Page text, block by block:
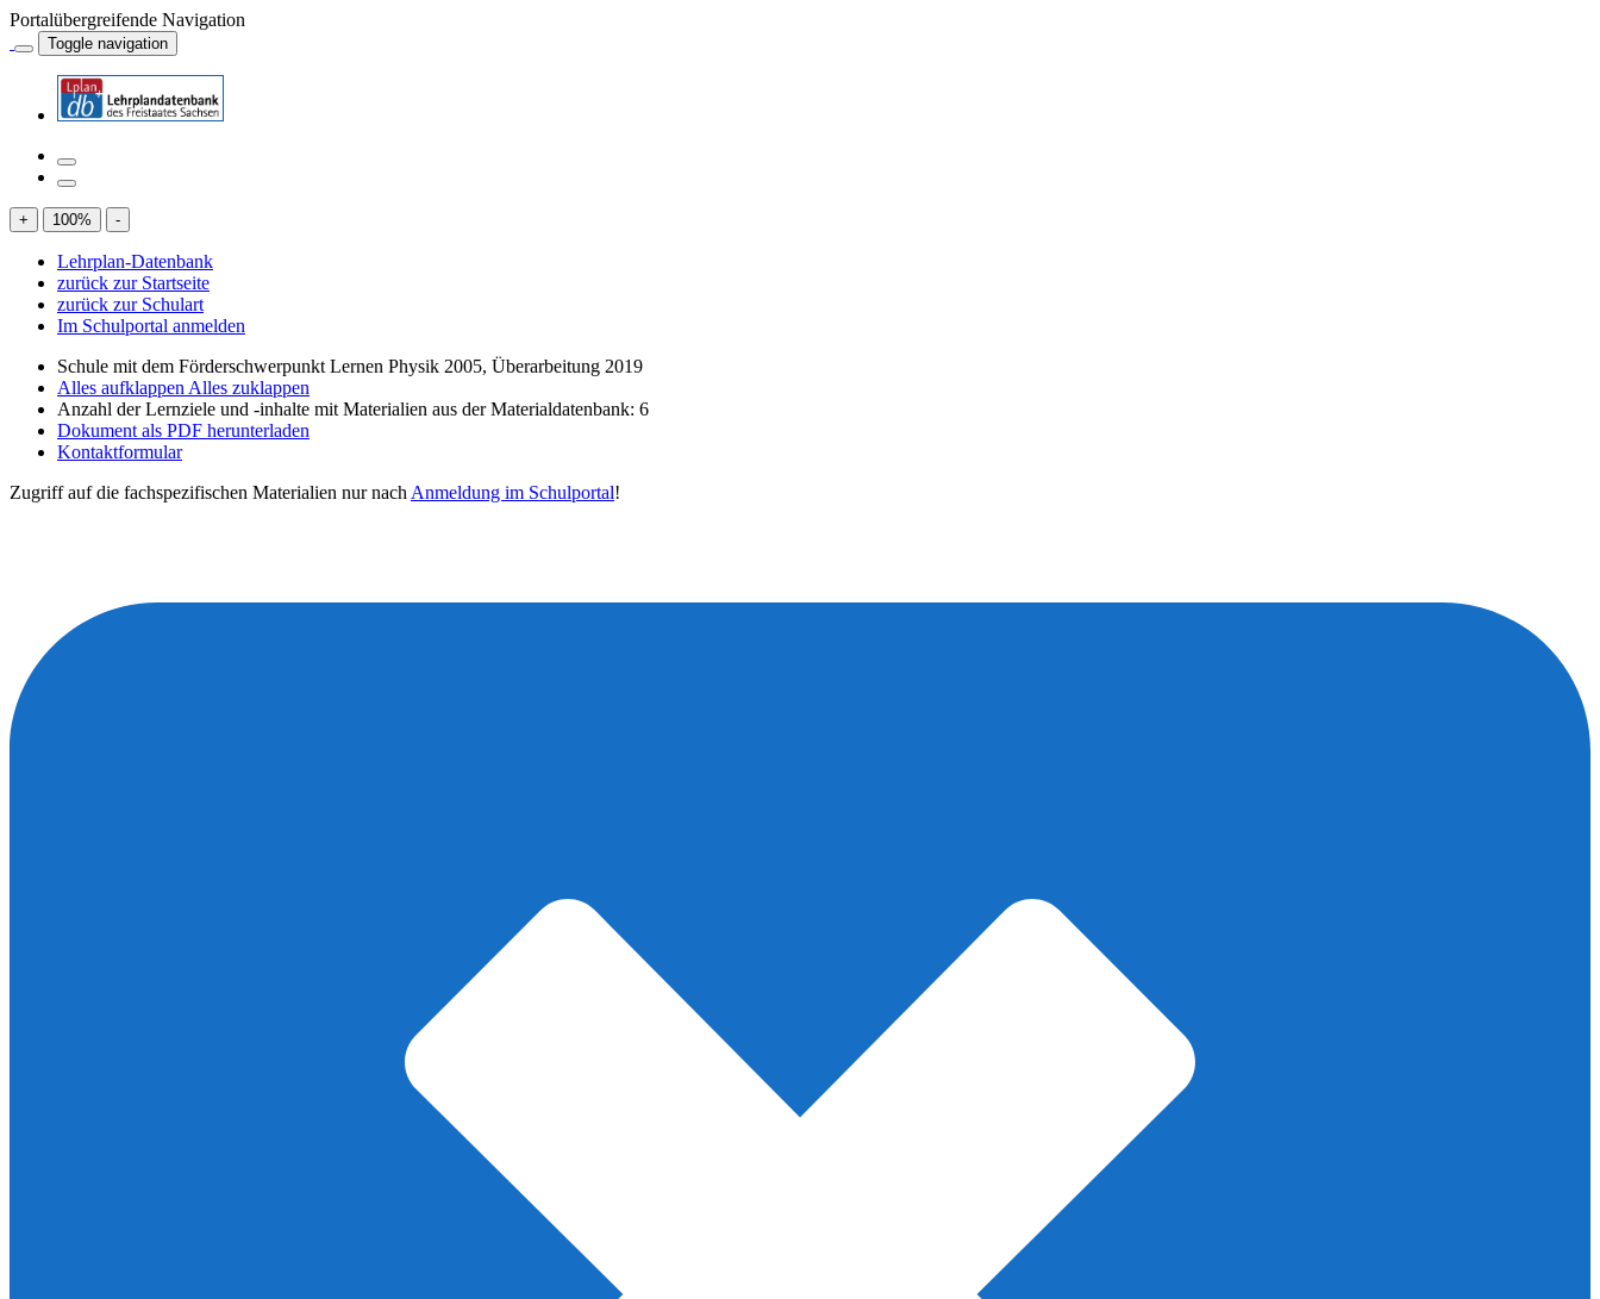
Portalübergreifende Navigation
Toggle navigation
+ 100% -
Lehrplan-Datenbank
zurück zur Startseite
zurück zur Schulart
Im Schulportal anmelden
Schule mit dem Förderschwerpunkt Lernen Physik 2005, Überarbeitung 2019
Alles aufklappen Alles zuklappen
Anzahl der Lernziele und -inhalte mit Materialien aus der Materialdatenbank: 6
Dokument als PDF herunterladen
Kontaktformular
Zugriff auf die fachspezifischen Materialien nur nach Anmeldung im Schulportal!